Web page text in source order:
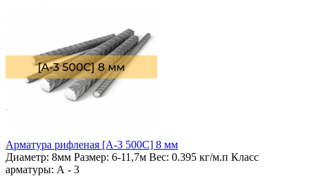
Арматура рифленая [А-3 500С] 8 мм
Диаметр: 8мм Размер: 6-11,7м Вес: 0.395 кг/м.п Класс
арматуры: А - 3